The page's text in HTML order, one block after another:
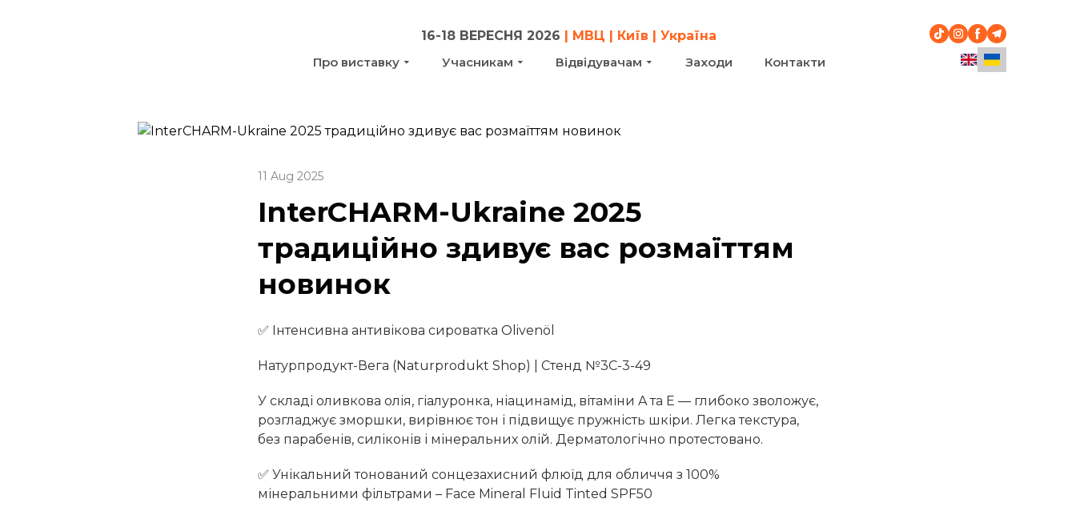
16-18 ВЕРЕСНЯ 2026 | МВЦ | Київ | Україна
Про виставку
Учасникам Відвідувачам Заходи Контакти
11 Aug 2025
InterCHARM-Ukraine 2025
традиційно здивує вас розмаїттям
новинок
✅ Інтенсивна антивікова сироватка Olivenöl
Натурпродукт-Вега (Naturprodukt Shop) | Стенд №3C-3-49
У складі оливкова олія, гіалуронка, ніацинамід, вітаміни A та E — глибоко зволожує,
розгладжує зморшки, вирівнює тон і підвищує пружність шкіри. Легка текстура,
без парабенів, силіконів і мінеральних олій. Дерматологічно протестовано.
✅ Унікальний тонований сонцезахисний флюїд для обличчя з 100%
мінеральними фільтрами – Face Mineral Fluid Tinted SPF50